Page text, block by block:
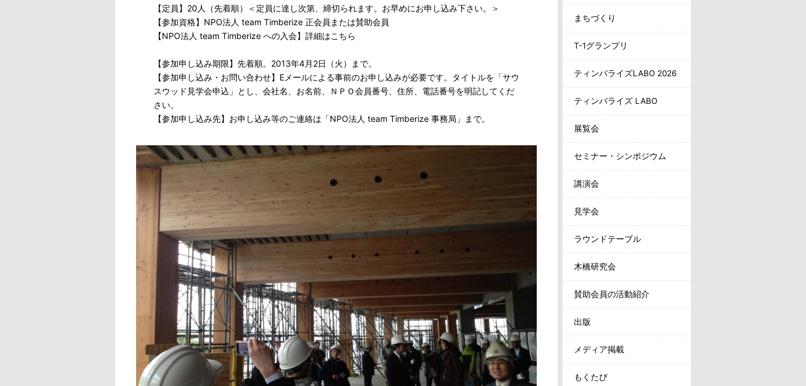
まちづくり
T-1グランプリ
ティンバライズLABO 2026
ティンバライズ LABO
展覧会
セミナー・シンポジウム
講演会
見学会
ラウンドテーブル
木橋研究会
賛助会員の活動紹介
出版
メディア掲載
もくたび
【定員】20人（先着順）＜定員に達し次第、締切られます。お早めにお申し込み下さい。＞
【参加資格】NPO法人 team Timberize 正会員または賛助会員
【NPO法人 team Timberize への入会】詳細はこちら
【参加申し込み期限】先着順。2013年4月2日（火）まで。
【参加申し込み・お問い合わせ】Eメールによる事前のお申し込みが必要です。タイトルを「サウ
スウッド見学会申込」とし、会社名、お名前、ＮＰＯ会員番号、住所、電話番号を明記してくだ
さい。
【参加申し込み先】お申し込み等のご連絡は「NPO法人 team Timberize 事務局」まで。